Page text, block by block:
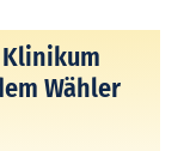
Wähler